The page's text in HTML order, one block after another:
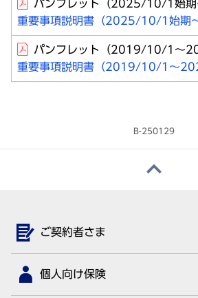
パンフレット（2025/10/1始期
重要事項説明書（2025/10/1始期～
パンフレット（2019/10/1～
重要事項説明書（2019/10/1～
B-250129
ご契約者さま
個人向け保険